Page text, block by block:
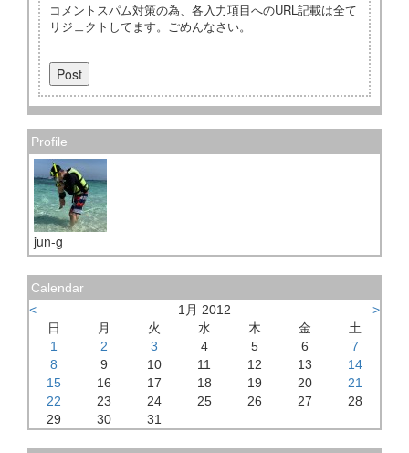
コメントスパム対策の為、各入力項目へのURL記載は全て
リジェクトしてます。ごめんなさい。
Profile
jun-g
Calendar
<
1月 2012
>
日
月 火 水 木 金
土
1
2 3 4 5 6
7
8
9 10 11 12 13
14
15
16 17 18 19 20
21
22
23 24 25 26 27
28
29
30 31